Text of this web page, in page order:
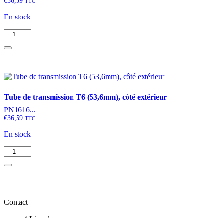
En stock
quantité
de
Tube
T6
côté
Tube de transmission T6 (53,6mm), côté extérieur
PN1616...
€36,59 TTC
En stock
quantité
de
Tube
(53,6mm),
Contact